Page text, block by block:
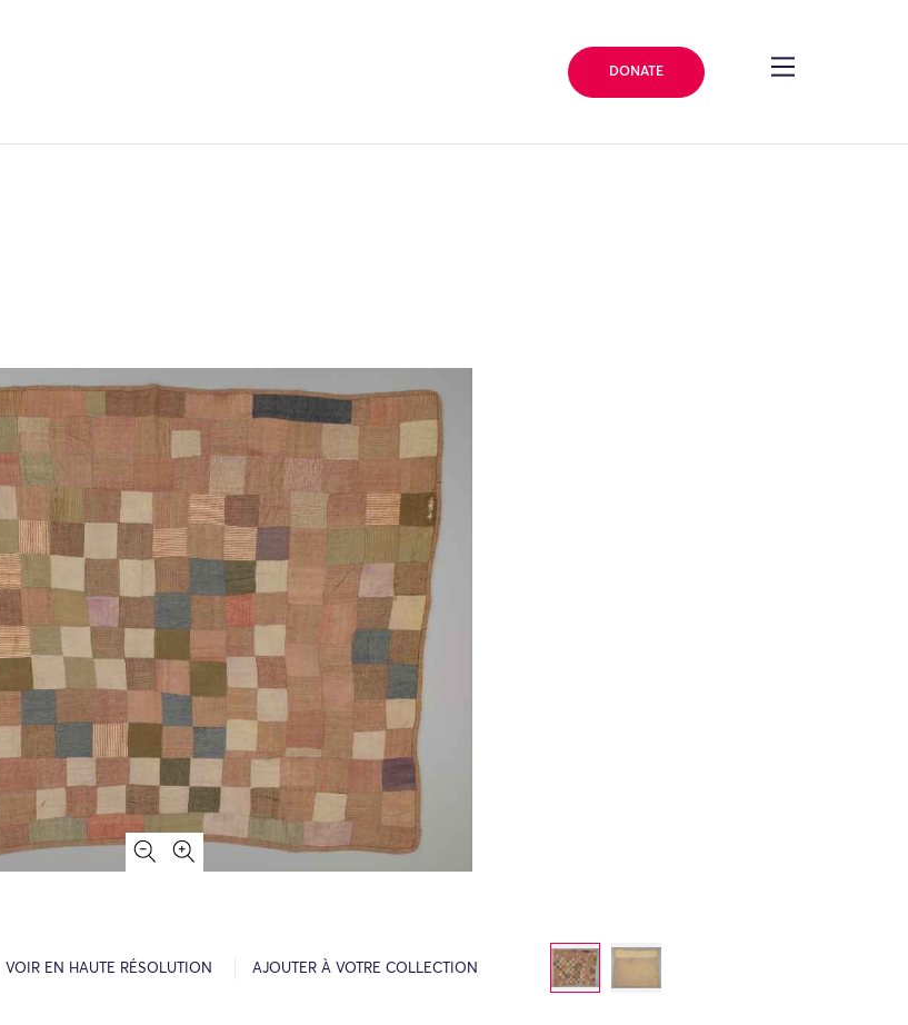
DONATE
VOIR EN HAUTE RÉSOLUTION AJOUTER À VOTRE COLLECTION